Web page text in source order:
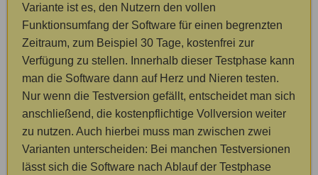
Variante ist es, den Nutzern den vollen
Funktionsumfang der Software für einen begrenzten
Zeitraum, zum Beispiel 30 Tage, kostenfrei zur
Verfügung zu stellen. Innerhalb dieser Testphase kann
man die Software dann auf Herz und Nieren testen.
Nur wenn die Testversion gefällt, entscheidet man sich
anschließend, die kostenpflichtige Vollversion weiter
zu nutzen. Auch hierbei muss man zwischen zwei
Varianten unterscheiden: Bei manchen Testversionen
lässt sich die Software nach Ablauf der Testphase